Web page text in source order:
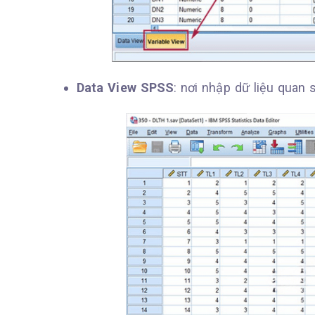
Data View SPSS: nơi nhập dữ liệu quan